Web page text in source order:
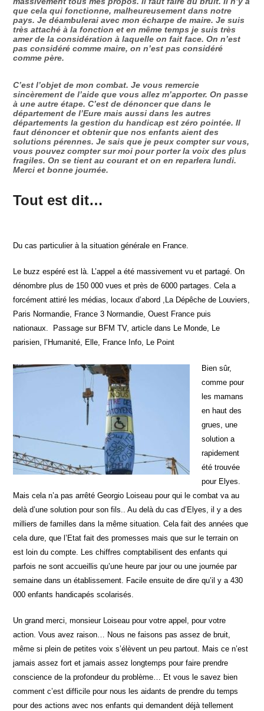
que cela qui fonctionne, malheureusement dans notre
pays. Je déambulerai avec mon écharpe de maire. Je suis
très attaché à la fonction et en même temps je suis très
amer de la considération à laquelle on fait face. On n’est
pas considéré comme maire, on n’est pas considéré
comme père.
C’est l’objet de mon combat. Je vous remercie
sincèrement de l’aide que vous allez m’apporter. On passe
à une autre étape. C’est de dénoncer que dans le
département de l’Eure mais aussi dans les autres
départements la gestion du handicap est zéro pointée. Il
faut dénoncer et obtenir que nos enfants aient des
solutions pérennes. Je sais que je peux compter sur vous,
vous pouvez compter sur moi pour porter la voix des plus
fragiles. On se tient au courant et on en reparlera lundi.
Merci et bonne journée.
Tout est dit…
Du cas particulier à la situation générale en France.
Le buzz espéré est là. L’appel a été massivement vu et partagé. On
dénombre plus de 150 000 vues et près de 6000 partages. Cela a
forcément attiré les médias, locaux d’abord ,La Dépêche de Louviers,
Paris Normandie, France 3 Normandie, Ouest France puis
nationaux. Passage sur BFM TV, article dans Le Monde, Le
parisien, l’Humanité, Elle, France Info, Le Point
Bien sûr,
comme pour
les mamans
en haut des
grues, une
solution a
rapidement
été trouvée
pour Elyes.
Mais cela n’a pas arrêté Georgio Loiseau pour qui le combat va au
delà d’une solution pour son fils.. Au delà du cas d’Elyes, il y a des
milliers de familles dans la même situation. Cela fait des années que
cela dure, que l’Etat fait des promesses mais que sur le terrain on
est loin du compte. Les chiffres comptabilisent des enfants qui
parfois ne sont accueillis qu’une heure par jour ou une journée par
semaine dans un établissement. Facile ensuite de dire qu’il y a 430
000 enfants handicapés scolarisés.
Un grand merci, monsieur Loiseau pour votre appel, pour votre
action. Vous avez raison… Nous ne faisons pas assez de bruit,
même si plein de petites voix s’élèvent un peu partout. Mais ce n’est
jamais assez fort et jamais assez longtemps pour faire prendre
conscience de la profondeur du problème… Et vous le savez bien
comment c’est difficile pour nous les aidants de prendre du temps
pour des actions avec nos enfants qui demandent déjà tellement